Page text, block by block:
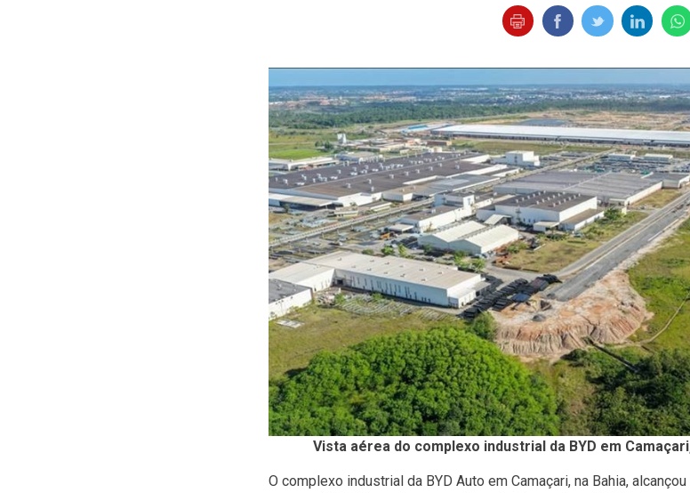
Vista aérea do complexo industrial da BYD em
O complexo industrial da BYD Auto em Camaçari, na Bahia,